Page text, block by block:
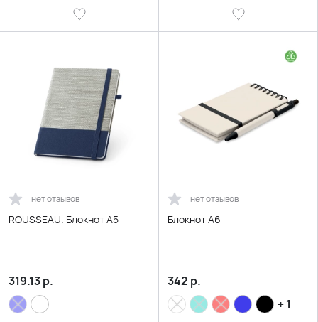
нет отзывов
ROUSSEAU. Блокнот A5
319.13р.
нет отзывов
Блокнот A6
342 р.
+ 1